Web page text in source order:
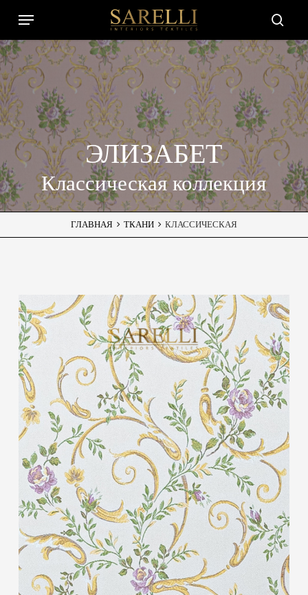
content
Menu
ЭЛИЗАБЕТ
Классическая коллекция
ГЛАВНАЯ ТКАНИ КЛАССИЧЕСКАЯ
Close
Filters